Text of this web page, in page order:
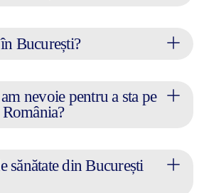
București?
nevoie pentru a sta pe
sănătate din București